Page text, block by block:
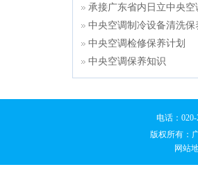
承接广东省内日立中央
中央空调制冷设备清洗保
中央空调检修保养计划
中央空调保养知识
电话：
版权所有：
网站